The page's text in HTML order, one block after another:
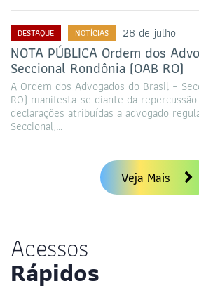
DESTAQUE NOTÍCIAS 28 de julho
NOTA PÚBLICA Ordem dos
Seccional Rondônia (OAB RO)
A Ordem dos Advogados do Brasil –
RO) manifesta-se diante da
declarações atribuídas a advogado
Seccional,…
Veja Mais
Acessos
Rápidos